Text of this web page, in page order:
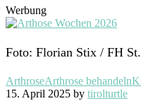
Werbung
Foto: Florian Stix / FH
ArthroseArthrose behandeln
15. April 2025 by tirolturtle